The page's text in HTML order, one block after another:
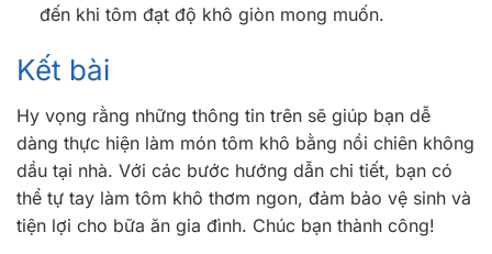
đến khi tôm đạt độ khô giòn mong muốn.
Kết bài
Hy vọng rằng những thông tin trên sẽ giúp bạn dễ
dàng thực hiện làm món tôm khô bằng nồi chiên không
dầu tại nhà. Với các bước hướng dẫn chi tiết, bạn có
thể tự tay làm tôm khô thơm ngon, đảm bảo vệ sinh và
tiện lợi cho bữa ăn gia đình. Chúc bạn thành công!